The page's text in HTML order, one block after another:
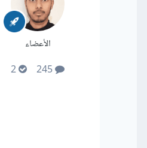
الأعضاء